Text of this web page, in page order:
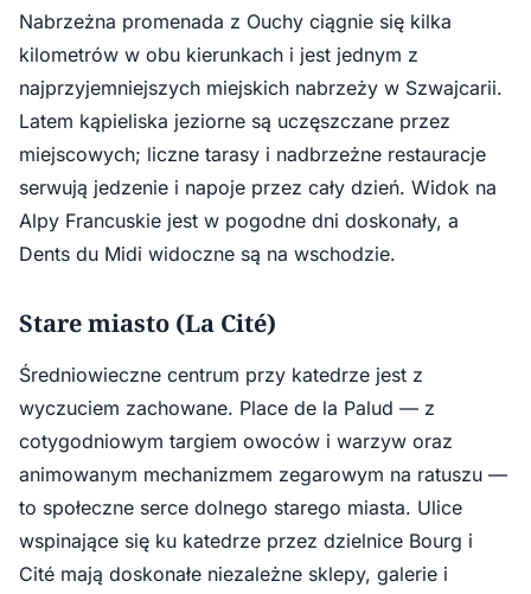
Nabrzeżna promenada z Ouchy ciągnie się kilka
kilometrów w obu kierunkach i jest jednym z
najprzyjemniejszych miejskich nabrzeży w Szwajcarii.
Latem kąpieliska jeziorne są uczęszczane przez
miejscowych; liczne tarasy i nadbrzeżne restauracje
serwują jedzenie i napoje przez cały dzień. Widok na
Alpy Francuskie jest w pogodne dni doskonały, a
Dents du Midi widoczne są na wschodzie.
Stare miasto (La Cité)
Średniowieczne centrum przy katedrze jest z
wyczuciem zachowane. Place de la Palud — z
cotygodniowym targiem owoców i warzyw oraz
animowanym mechanizmem zegarowym na ratuszu —
to społeczne serce dolnego starego miasta. Ulice
wspinające się ku katedrze przez dzielnice Bourg i
Cité mają doskonałe niezależne sklepy, galerie i